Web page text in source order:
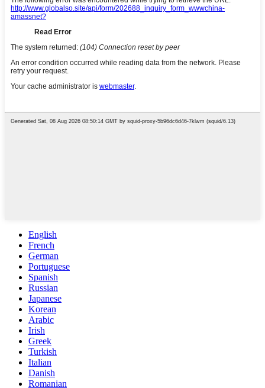
English
French
German
Portuguese
Spanish
Russian
Japanese
Korean
Arabic
Irish
Greek
Turkish
Italian
Danish
Romanian